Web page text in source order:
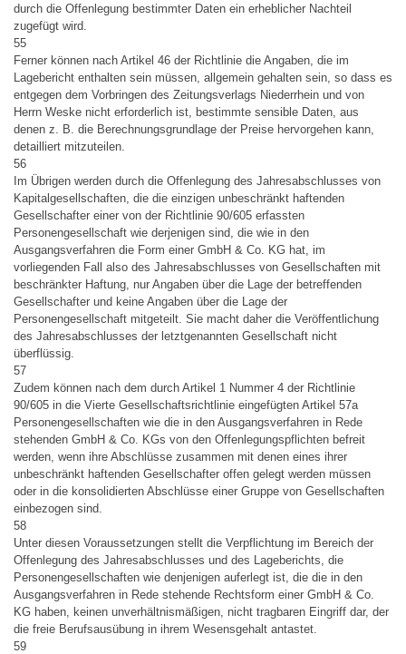
durch die Offenlegung bestimmter Daten ein erheblicher Nachteil
zugefügt wird.
55
Ferner können nach Artikel 46 der Richtlinie die Angaben, die im
Lagebericht enthalten sein müssen, allgemein gehalten sein, so dass es
entgegen dem Vorbringen des Zeitungsverlags Niederrhein und von
Herrn Weske nicht erforderlich ist, bestimmte sensible Daten, aus
denen z. B. die Berechnungsgrundlage der Preise hervorgehen kann,
detailliert mitzuteilen.
56
Im Übrigen werden durch die Offenlegung des Jahresabschlusses von
Kapitalgesellschaften, die die einzigen unbeschränkt haftenden
Gesellschafter einer von der Richtlinie 90/605 erfassten
Personengesellschaft wie derjenigen sind, die wie in den
Ausgangsverfahren die Form einer GmbH & Co. KG hat, im
vorliegenden Fall also des Jahresabschlusses von Gesellschaften mit
beschränkter Haftung, nur Angaben über die Lage der betreffenden
Gesellschafter und keine Angaben über die Lage der
Personengesellschaft mitgeteilt. Sie macht daher die Veröffentlichung
des Jahresabschlusses der letztgenannten Gesellschaft nicht
überflüssig.
57
Zudem können nach dem durch Artikel 1 Nummer 4 der Richtlinie
90/605 in die Vierte Gesellschaftsrichtlinie eingefügten Artikel 57a
Personengesellschaften wie die in den Ausgangsverfahren in Rede
stehenden GmbH & Co. KGs von den Offenlegungspflichten befreit
werden, wenn ihre Abschlüsse zusammen mit denen eines ihrer
unbeschränkt haftenden Gesellschafter offen gelegt werden müssen
oder in die konsolidierten Abschlüsse einer Gruppe von Gesellschaften
einbezogen sind.
58
Unter diesen Voraussetzungen stellt die Verpflichtung im Bereich der
Offenlegung des Jahresabschlusses und des Lageberichts, die
Personengesellschaften wie denjenigen auferlegt ist, die die in den
Ausgangsverfahren in Rede stehende Rechtsform einer GmbH & Co.
KG haben, keinen unverhältnismäßigen, nicht tragbaren Eingriff dar, der
die freie Berufsausübung in ihrem Wesensgehalt antastet.
59